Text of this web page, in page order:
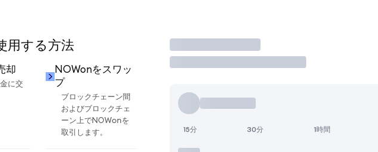
する方法
却
に交
NOWonをスワッ
プ
ブロックチェーン間
およびブロックチェ
ーン上でNOWonを
取引します。
取引
15分 30分 1時間